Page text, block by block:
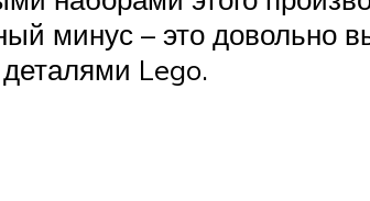
минус – это довольно
Lego.